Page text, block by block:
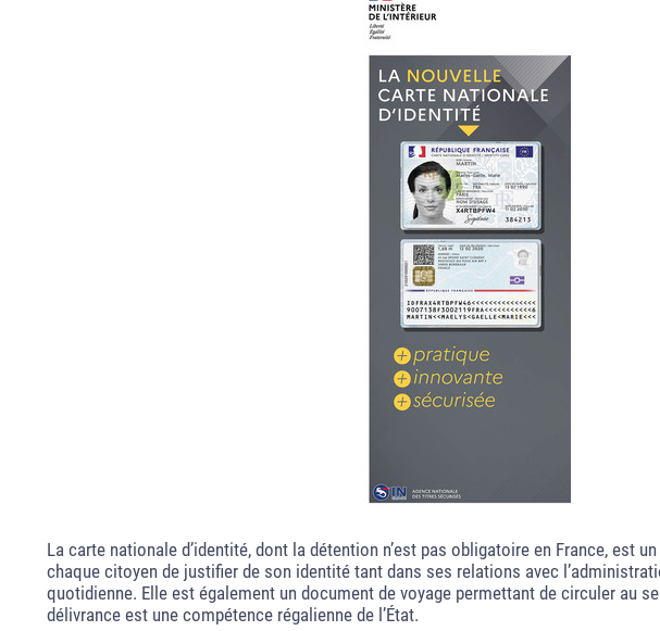
La carte nationale d’identité, dont la détention n’est pas obligatoire en France, est
chaque citoyen de justifier de son identité tant dans ses relations avec
quotidienne. Elle est également un document de voyage permettant de circuler au
délivrance est une compétence régalienne de l’État.